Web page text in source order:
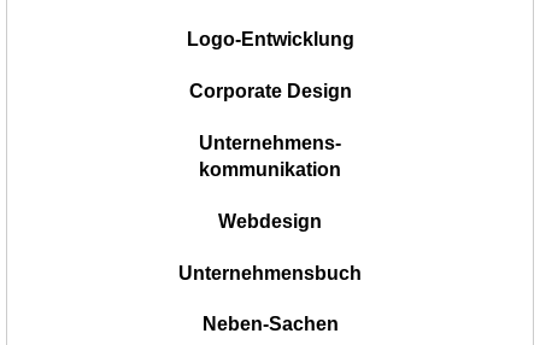
Logo-Entwicklung
Corporate Design
Unternehmens-
kommunikation
Webdesign
Unternehmensbuch
Neben-Sachen